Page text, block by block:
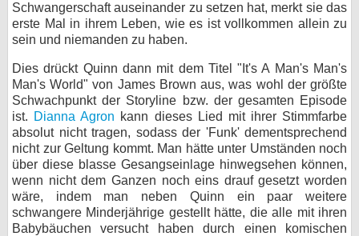
Schwangerschaft auseinander zu setzen hat, merkt sie das
erste Mal in ihrem Leben, wie es ist vollkommen allein zu
sein und niemanden zu haben.
Dies drückt Quinn dann mit dem Titel "It's A Man's Man's
Man's World" von James Brown aus, was wohl der größte
Schwachpunkt der Storyline bzw. der gesamten Episode
ist. Dianna Agron kann dieses Lied mit ihrer Stimmfarbe
absolut nicht tragen, sodass der 'Funk' dementsprechend
nicht zur Geltung kommt. Man hätte unter Umständen noch
über diese blasse Gesangseinlage hinwegsehen können,
wenn nicht dem Ganzen noch eins drauf gesetzt worden
wäre, indem man neben Quinn ein paar weitere
schwangere Minderjährige gestellt hätte, die alle mit ihren
Babybäuchen versucht haben durch einen komischen